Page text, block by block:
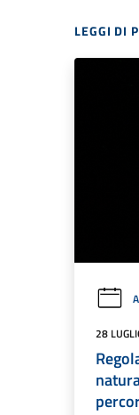
LEGGI DI
28